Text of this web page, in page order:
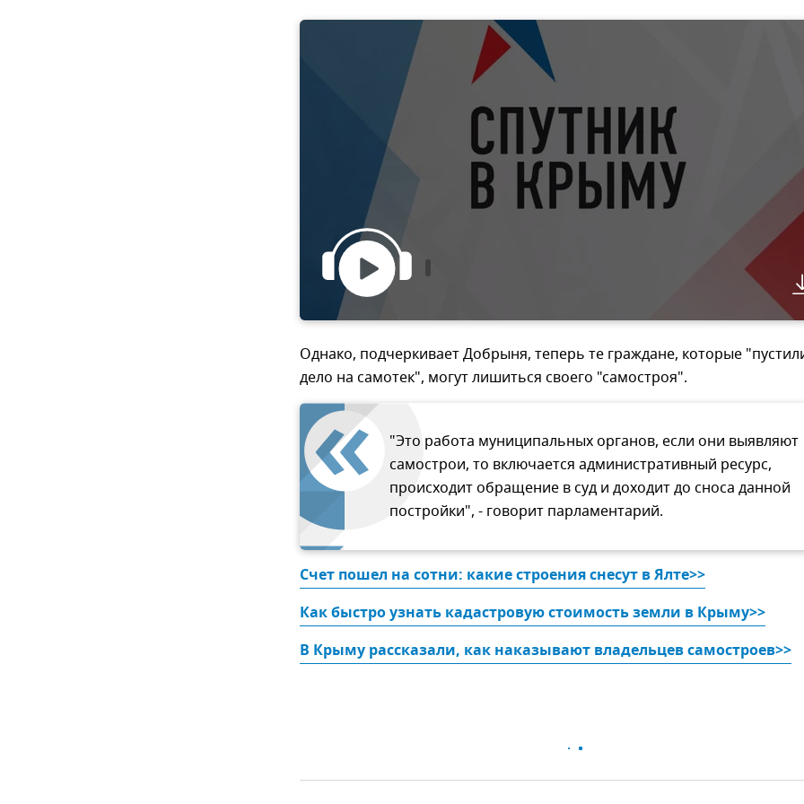
Однако, подчеркивает Добрыня, теперь те граждане, которые
дело на самотек", могут лишиться своего "самостроя".
"Это работа муниципальных органов, если они выявляют
самострои, то включается административный ресурс,
происходит обращение в суд и доходит до сноса данной
постройки", - говорит парламентарий.
Счет пошел на сотни: какие строения снесут в Ялте>>
Как быстро узнать кадастровую стоимость земли в Крыму>>
В Крыму рассказали, как наказывают владельцев самостроев>>